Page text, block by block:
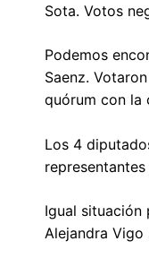
Sota. Votos
Podemos
Saenz.
quórum con la
Los 4
Igual situación
Alejandra Vigo